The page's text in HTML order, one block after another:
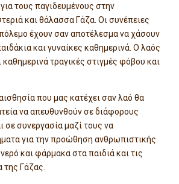
τους παγιδευμένους στην
και θάλασσα Γάζα. Οι συνέπειες
έχουν σαν αποτέλεσμα να χάσουν
και γυναίκες καθημερινά. Ο λαός
καθημερινά τραγικές στιγμές φόβου και
που μας κατέχει σαν λαό θα
να απευθυνθούν σε διάφορους
σε συνεργασία μαζί τους να
για την προώθηση ανθρωπιστικής
και φάρμακα στα παιδιά και τις
Γάζας.